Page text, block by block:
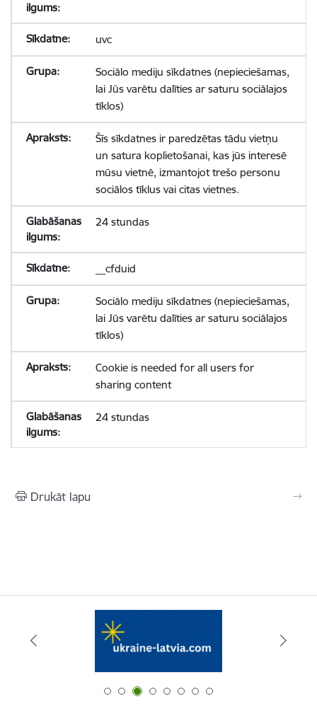
uvc
Sociālo mediju sīkdatnes (nepieciešamas,
lai Jūs varētu dalīties ar saturu sociālajos
tīklos)
Šīs sīkdatnes ir paredzētas tādu vietņu
un satura koplietošanai, kas jūs interesē
mūsu vietnē, izmantojot trešo personu
sociālos tīklus vai citas vietnes.
24 stundas
__cfduid
Sociālo mediju sīkdatnes (nepieciešamas,
lai Jūs varētu dalīties ar saturu sociālajos
tīklos)
Cookie is needed for all users for
sharing content
24 stundas
Drukāt lapu